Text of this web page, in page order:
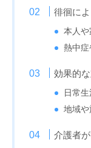
徘徊に
本人や
熱中症
効果的
日常
地域や
介護者